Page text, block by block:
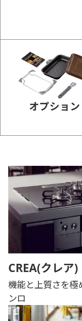
オプション
CREA(クレア)
機能と上質さを極
ンロ